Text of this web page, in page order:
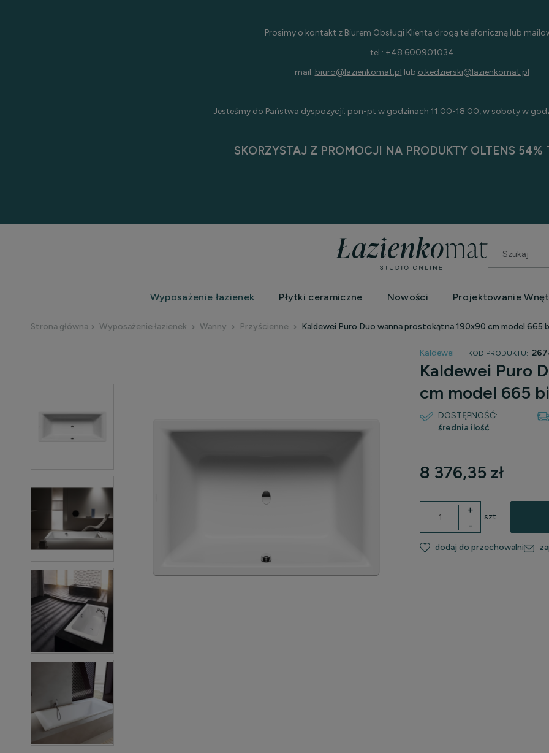
Prosimy o kontakt z Biurem Obsługi Klienta drogą telefoniczną lub
tel.: +48 600901034
mail: biuro@lazienkomat.pl lub o.kedzierski@lazienkomat.pl
Jesteśmy do Państwa dyspozycji: pon-pt w godzinach 11.00-18.00, w soboty w
SKORZYSTAJ Z PROMOCJI NA PRODUKTY OLTENS 54%
Wyposażenie łazienek Płytki ceramiczne Nowości Projektowanie
Strona główna Wyposażenie łazienek Wanny Przyścienne Kaldewei Puro Duo wanna prostokątna 190x90 cm model 665
Kaldewei KOD PRODUKTU:
Kaldewei Puro
cm model 665
DOSTĘPNOŚĆ:
średnia ilość
8 376,35 zł
-
+
szt.
dodaj do przechowalni